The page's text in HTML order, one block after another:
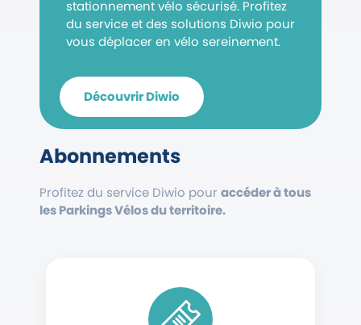
stationnement vélo sécurisé. Profitez
du service et des solutions Diwio pour
vous déplacer en vélo sereinement.
Découvrir Diwio
Abonnements
Profitez du service Diwio pour accéder à tous
les Parkings Vélos du territoire.